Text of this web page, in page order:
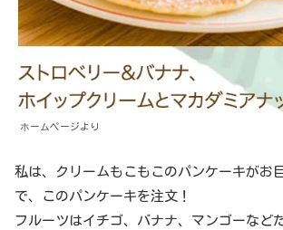
ホームページより
私は、クリームもこもこのパンケーキがお
で、このパンケーキを注文！
フルーツはイチゴ、バナナ、マンゴーなど